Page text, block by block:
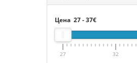
Цена 27-37€
27 32